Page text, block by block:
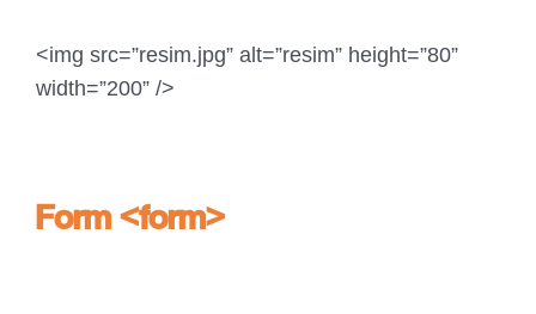
<img src=”resim.jpg” alt=”resim” height=”80”
width=”200” />
Form <form>